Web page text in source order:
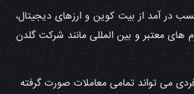
کسب در آمد از بیت کوین و ارزهای دیجیتال،
های معتبر و بین المللی مانند شرکت گلدن
فردی می تواند تمامی معاملات صورت گرفته